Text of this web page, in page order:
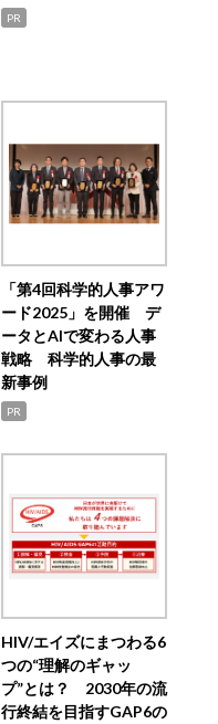
PR
「第4回科学的人事アワ
ード2025」を開催 デ
ータとAIで変わる人事
戦略 科学的人事の最
新事例
PR
HIV/エイズにまつわる6
つの“理解のギャッ
プ”とは？ 2030年の流
行終結を目指すGAP6の